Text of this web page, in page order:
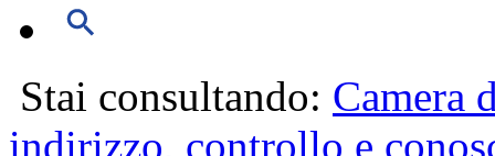
Stai consultando: Camera
indirizzo, controllo e